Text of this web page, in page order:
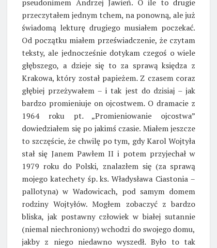
pseudonimem Andrzej Jawień. O ile to drugie
przeczytałem jednym tchem, na ponowną, ale już
świadomą lekturę drugiego musiałem poczekać.
Od początku miałem przeświadczenie, że czytam
teksty, ale jednocześnie dotykam czegoś o wiele
głębszego, a dzieje się to za sprawą księdza z
Krakowa, który został papieżem. Z czasem coraz
głębiej przeżywałem – i tak jest do dzisiaj – jak
bardzo promieniuje on ojcostwem. O dramacie z
1964 roku pt. „Promieniowanie ojcostwa”
dowiedziałem się po jakimś czasie. Miałem jeszcze
to szczęście, że chwilę po tym, gdy Karol Wojtyła
stał się Janem Pawłem II i potem przyjechał w
1979 roku do Polski, znalazłem się (za sprawą
mojego katechety śp. ks. Władysława Ciastonia –
pallotyna) w Wadowicach, pod samym domem
rodziny Wojtyłów. Mogłem zobaczyć z bardzo
bliska, jak postawny człowiek w białej sutannie
(niemal niechroniony) wchodzi do swojego domu,
jakby z niego niedawno wyszedł. Było to tak